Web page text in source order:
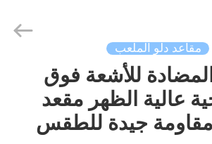
مقاعد دلو الملعب
المضادة للأشعة فوق
عالية الظهر مقعد
مقاومة جيدة للطقس